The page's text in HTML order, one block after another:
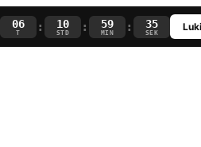
06
T : 10
STD : 59
MIN : 34
SEK